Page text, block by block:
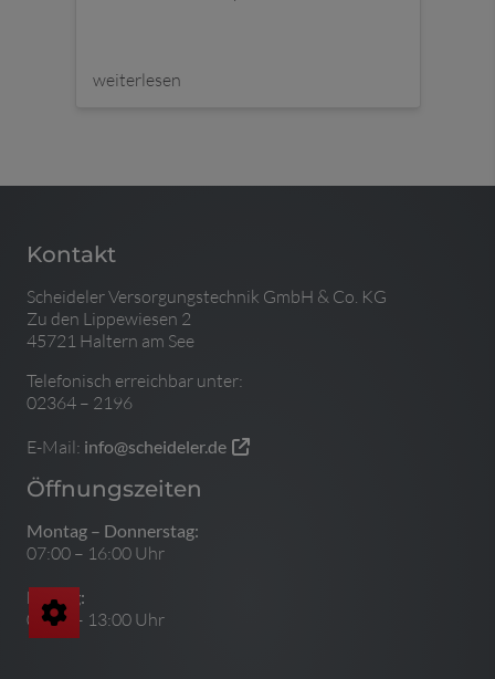
weiterlesen
Kontakt
Scheideler Versorgungstechnik GmbH & Co. KG
Zu den Lippewiesen 2
45721 Haltern am See
Telefonisch erreichbar unter:
02364 – 2196
E-Mail: info@scheideler.de
Öffnungszeiten
Montag – Donnerstag:
07:00 – 16:00 Uhr
Freitag:
07:00 – 13:00 Uhr